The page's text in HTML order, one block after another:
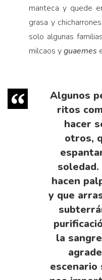
manteca y quede
grasa y
solo algunas
milcaos yguaemes
Algunos
ritos
hacer
otros,
hacen
y que
la
escenario